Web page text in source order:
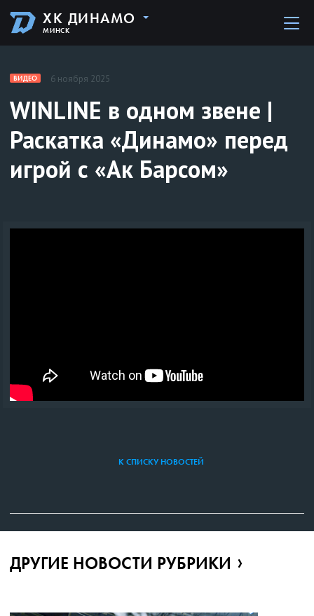
ХК ДИНАМО
МИНСК
ВИДЕО 6 ноября 2025
WINLINE в одном звене |
Раскатка «Динамо» перед
игрой с «Ак Барсом»
К СПИСКУ НОВОСТЕЙ
ДРУГИЕ НОВОСТИ РУБРИКИ